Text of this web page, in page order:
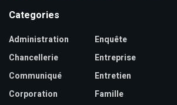
Categories
Administration
Chancellerie
Communiqué
Corporation
Enquête
Entreprise
Entretien
Famille